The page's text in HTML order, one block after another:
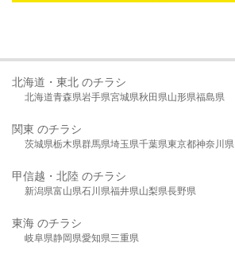
北海道・東北 のチラシ
北海道青森県岩手県宮城県秋田県山形県福島県
関東 のチラシ
茨城県栃木県群馬県埼玉県千葉県東京都神奈川県
甲信越・北陸 のチラシ
新潟県富山県石川県福井県山梨県長野県
東海 のチラシ
岐阜県静岡県愛知県三重県